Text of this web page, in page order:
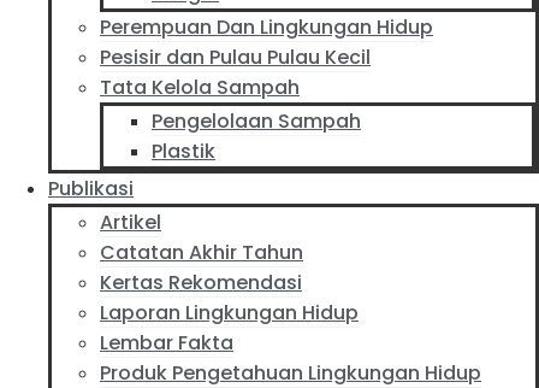
Perempuan Dan Lingkungan Hidup
Pesisir dan Pulau Pulau Kecil
Tata Kelola Sampah
Pengelolaan Sampah
Plastik
Publikasi
Artikel
Catatan Akhir Tahun
Kertas Rekomendasi
Laporan Lingkungan Hidup
Lembar Fakta
Produk Pengetahuan Lingkungan Hidup